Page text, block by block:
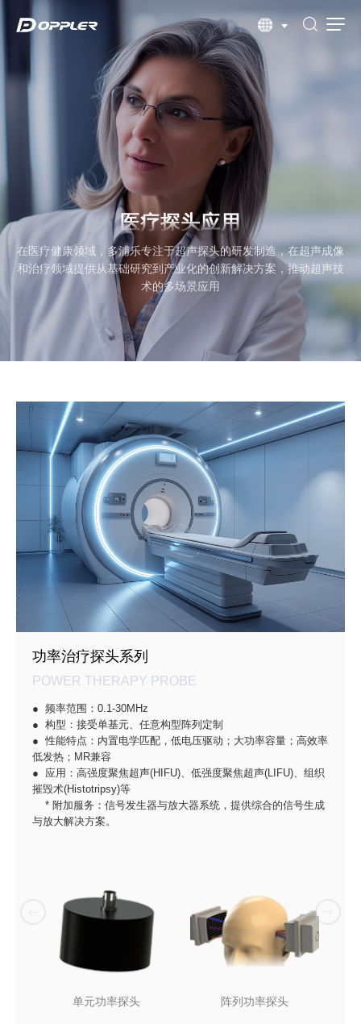
医疗探头应用
在医疗健康领域，多浦乐专注于超声探头的研发制造，在超声成像
和治疗领域提供从基础研究到产业化的创新解决方案，推动超声技
术的多场景应用
功率治疗探头系列
POWER THERAPY PROBE
● 频率范围：0.1-30MHz
● 构型：接受单基元、任意构型阵列定制
● 性能特点：内置电学匹配，低电压驱动；大功率容量；高效率
低发热；MR兼容
● 应用：高强度聚焦超声(HIFU)、低强度聚焦超声(LIFU)、组织
摧毁术(Histotripsy)等
* 附加服务：信号发生器与放大器系统，提供综合的信号生成
与放大解决方案。
单元功率探头 阵列功率探头